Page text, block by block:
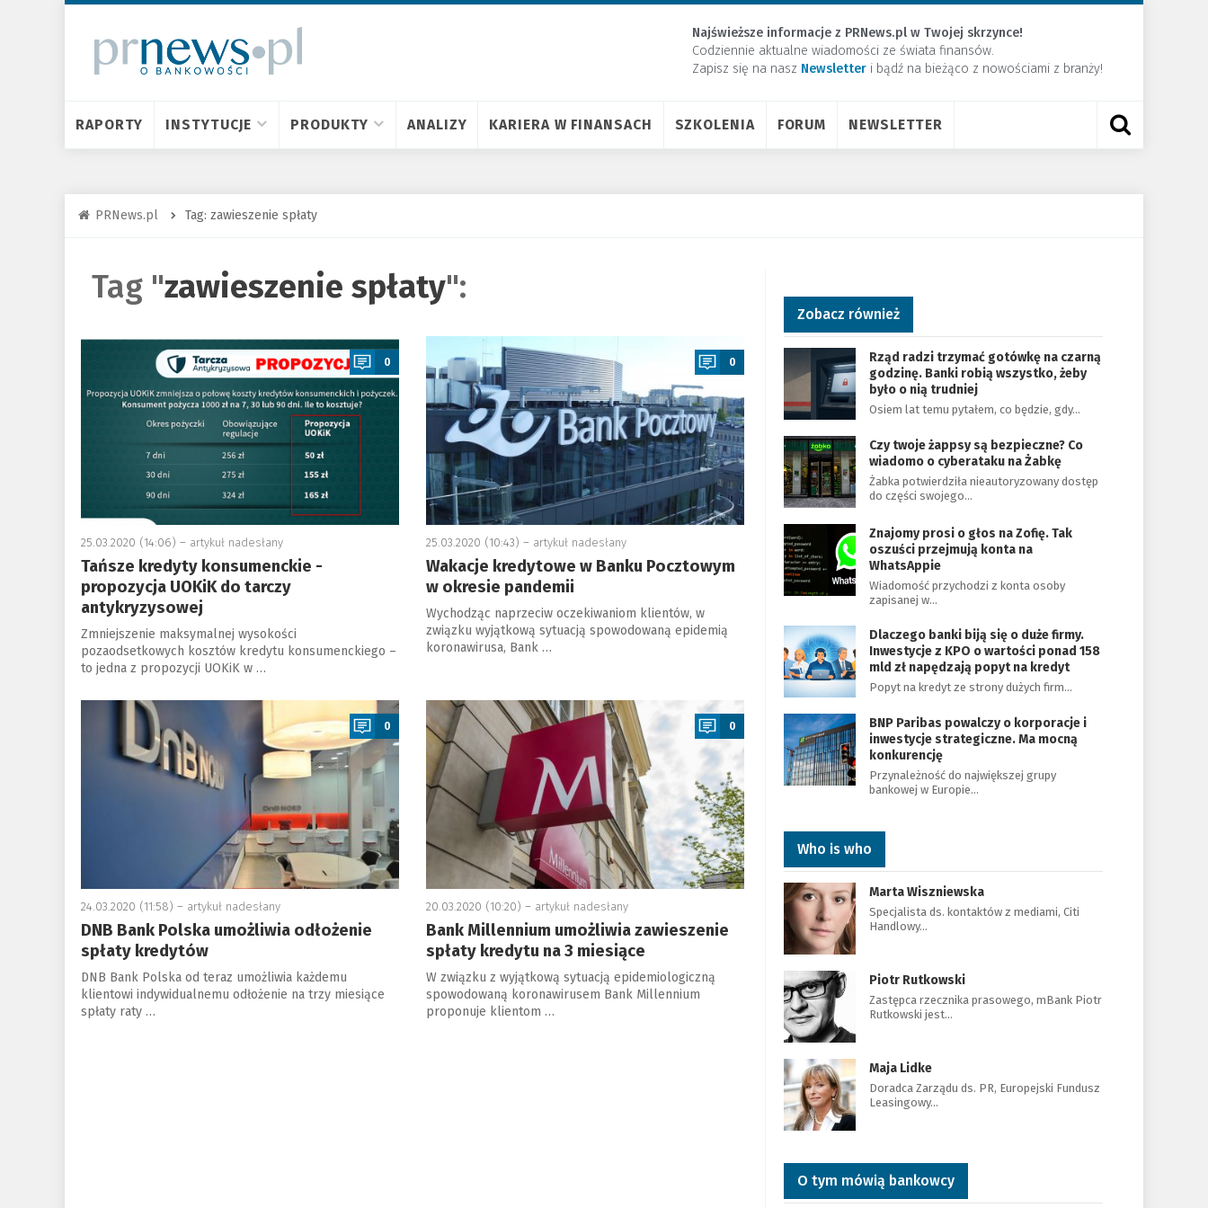
Najświeższe informacje z PRNews.pl w Twojej skrzynce!
Codziennie aktualne wiadomości ze świata finansów.
Zapisz się na nasz Newsletter ​i bądź na bieżąco z nowościami z branży!
RAPORTY INSTYTUCJE PRODUKTY ANALIZY KARIERA W FINANSACH SZKOLENIA FORUM NEWSLETTER
PRNews.pl Tag: zawieszenie spłaty
Tag "zawieszenie spłaty":
a
0
25.03.2020 (14:06) – artykuł nadesłany
Tańsze kredyty konsumenckie -
propozycja UOKiK do tarczy
antykryzysowej
Zmniejszenie maksymalnej wysokości
pozaodsetkowych kosztów kredytu konsumenckiego –
to jedna z propozycji UOKiK w …
a
0
25.03.2020 (10:43) – artykuł nadesłany
Wakacje kredytowe w Banku Pocztowym
w okresie pandemii
Wychodząc naprzeciw oczekiwaniom klientów, w
związku wyjątkową sytuacją spowodowaną epidemią
koronawirusa, Bank …
a
0
24.03.2020 (11:58) – artykuł nadesłany
DNB Bank Polska umożliwia odłożenie
spłaty kredytów
DNB Bank Polska od teraz umożliwia każdemu
klientowi indywidualnemu odłożenie na trzy miesiące
spłaty raty …
a
0
20.03.2020 (10:20) – artykuł nadesłany
Bank Millennium umożliwia zawieszenie
spłaty kredytu na 3 miesiące
W związku z wyjątkową sytuacją epidemiologiczną
spowodowaną koronawirusem Bank Millennium
proponuje klientom …
Zobacz również
Rząd radzi trzymać gotówkę na czarną
godzinę. Banki robią wszystko, żeby
było o nią trudniej
Osiem lat temu pytałem, co będzie, gdy…
Czy twoje żappsy są bezpieczne? Co
wiadomo o cyberataku na Żabkę
Żabka potwierdziła nieautoryzowany dostęp
do części swojego…
Znajomy prosi o głos na Zofię. Tak
oszuści przejmują konta na
WhatsAppie
Wiadomość przychodzi z konta osoby
zapisanej w…
Dlaczego banki biją się o duże firmy.
Inwestycje z KPO o wartości ponad 158
mld zł napędzają popyt na kredyt
Popyt na kredyt ze strony dużych firm…
BNP Paribas powalczy o korporacje i
inwestycje strategiczne. Ma mocną
konkurencję
Przynależność do największej grupy
bankowej w Europie…
Who is who
Marta Wiszniewska
Specjalista ds. kontaktów z mediami, Citi
Handlowy…
Piotr Rutkowski
Zastępca rzecznika prasowego, mBank Piotr
Rutkowski jest…
Maja Lidke
Doradca Zarządu ds. PR, Europejski Fundusz
Leasingowy…
O tym mówią bankowcy